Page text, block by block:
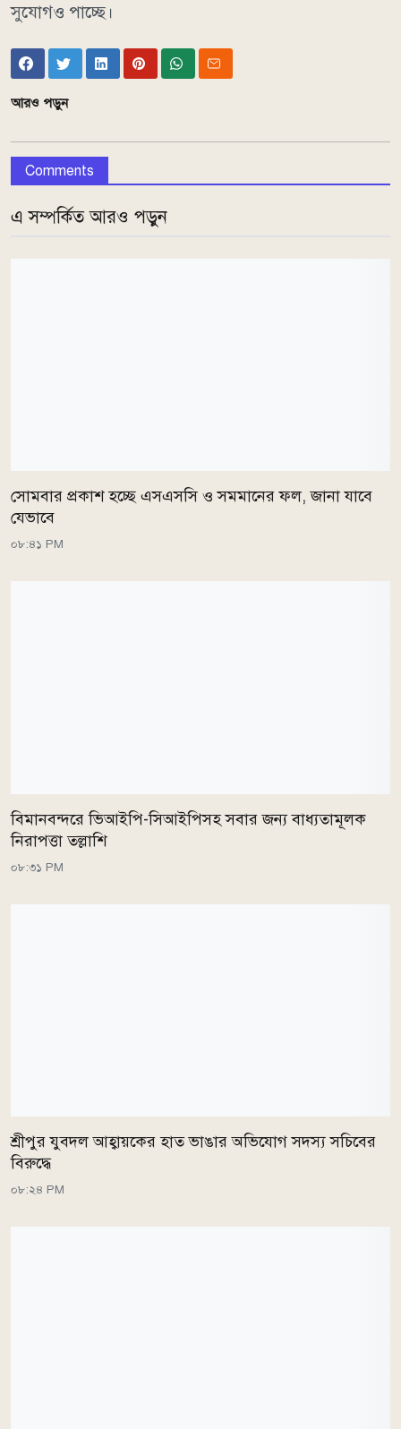
সুযোগও পাচ্ছে।
আরও পড়ুন
Comments
এ সম্পর্কিত আরও পড়ুন
সোমবার প্রকাশ হচ্ছে এসএসসি ও সমমানের ফল, জানা যাবে
যেভাবে
০৮:৪১ PM
বিমানবন্দরে ভিআইপি-সিআইপিসহ সবার জন্য বাধ্যতামূলক
নিরাপত্তা তল্লাশি
০৮:৩১ PM
শ্রীপুর যুবদল আহ্বায়কের হাত ভাঙার অভিযোগ সদস্য সচিবের
বিরুদ্ধে
০৮:২৪ PM